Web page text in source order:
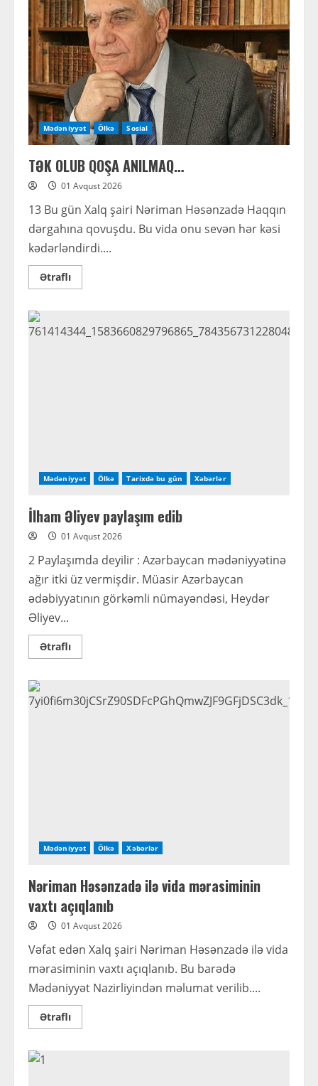
Mədəniyyət Ölkə Sosial
TƏK OLUB QOŞA ANILMAQ…
01 Avqust 2026
13 Bu gün Xalq şairi Nəriman Həsənzadə Haqqın
dərgahına qovuşdu. Bu vida onu sevən hər kəsi
kədərləndirdi....
ƏtraflıRead
more
QOŞA
ANILMAQ…
Mədəniyyət Ölkə Tarixdə bu gün Xəbərlər
İlham Əliyev paylaşım edib
01 Avqust 2026
2 Paylaşımda deyilir : Azərbaycan mədəniyyətinə
ağır itki üz vermişdir. Müasir Azərbaycan
ədəbiyyatının görkəmli nümayəndəsi, Heydər
Əliyev...
ƏtraflıRead
more
paylaşım
edib
Mədəniyyət Ölkə Xəbərlər
Nəriman Həsənzadə ilə vida mərasiminin
vaxtı açıqlanıb
01 Avqust 2026
Vəfat edən Xalq şairi Nəriman Həsənzadə ilə vida
mərasiminin vaxtı açıqlanıb. Bu barədə
Mədəniyyət Nazirliyindən məlumat verilib....
ƏtraflıRead
more